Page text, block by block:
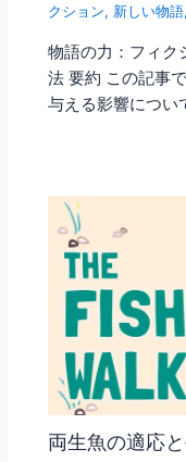
クション, 新しい物語
物語の力：フィク
法 要約 この記事
与える影響につい
両生魚の適応